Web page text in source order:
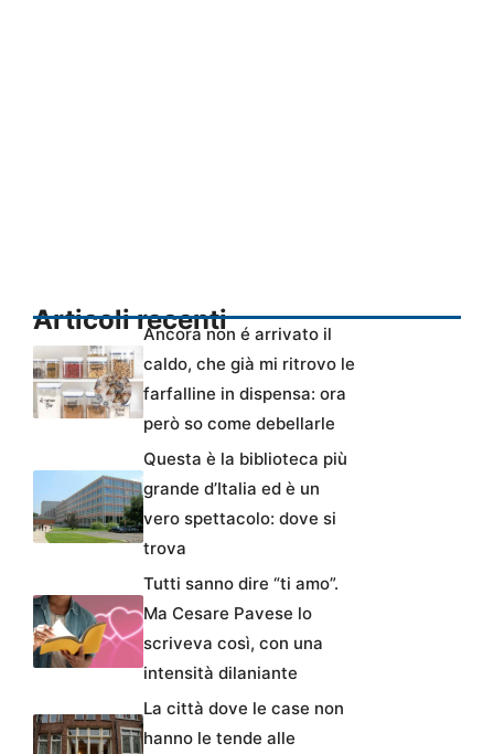
Articoli recentiAncora non é arrivato il
caldo, che già mi ritrovo le
farfalline in dispensa: ora
però so come debellarle
Questa è la biblioteca più
grande d’Italia ed è un
vero spettacolo: dove si
trova
Tutti sanno dire “ti amo”.
Ma Cesare Pavese lo
scriveva così, con una
intensità dilaniante
La città dove le case non
hanno le tende alle